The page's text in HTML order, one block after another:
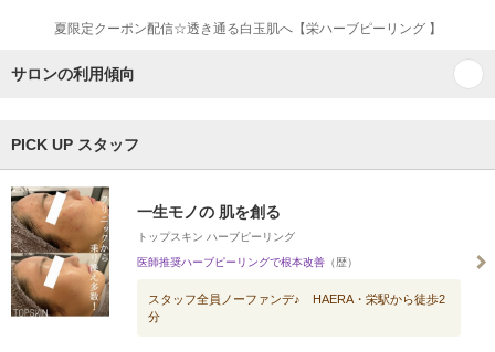
夏限定クーポン配信☆透き通る白玉肌へ【栄ハーブピーリング 】
サロンの利用傾向
PICK UP スタッフ
一生モノの 肌を創る
トップスキン ハーブピーリング
医師推奨ハーブピーリングで根本改善 （歴）
スタッフ全員ノーファンデ♪ HAERA・栄駅から徒歩2
分